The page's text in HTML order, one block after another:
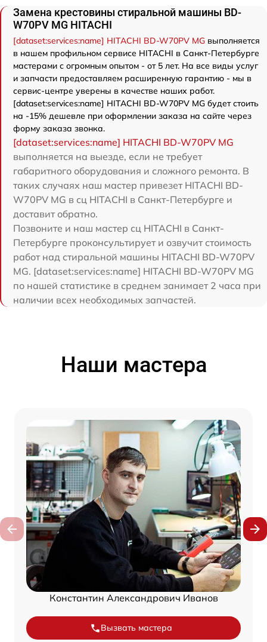
Замена крестовины стиральной машины BD-
W70PV MG HITACHI
[dataset:services:name] HITACHI BD-W70PV MG выполняется
в нашем профильном сервисе HITACHI в Санкт-Петербурге
мастерами с огромным опытом - от 5 лет. На все виды услуг
и запчасти предоставляем расширенную гарантию - мы в
сервис-центре уверены в качестве наших работ.
[dataset:services:name] HITACHI BD-W70PV MG будет стоить
на -15% дешевле при оформлении заказа на сайте через
форму заказа звонка.
[dataset:services:name] HITACHI BD-W70PV MG
выполняется на выезде, если не требует
габаритного оборудования и сложного ремонта. В
таких случаях наш мастер привезет HITACHI BD-
W70PV MG в сц HITACHI в Санкт-Петербурге и
доставит обратно.
Позвоните и наш мастер сц HITACHI в Санкт-
Петербурге проконсультирует и озвучит стоимость
работ над стиральной машины HITACHI BD-W70PV
MG. [dataset:services:name] HITACHI BD-W70PV MG
по нашей статистике в среднем занимает 2 часа при
наличии всех необходимых запчастей.
Наши мастера
Константин Александрович Иванов
Вызвать мастера